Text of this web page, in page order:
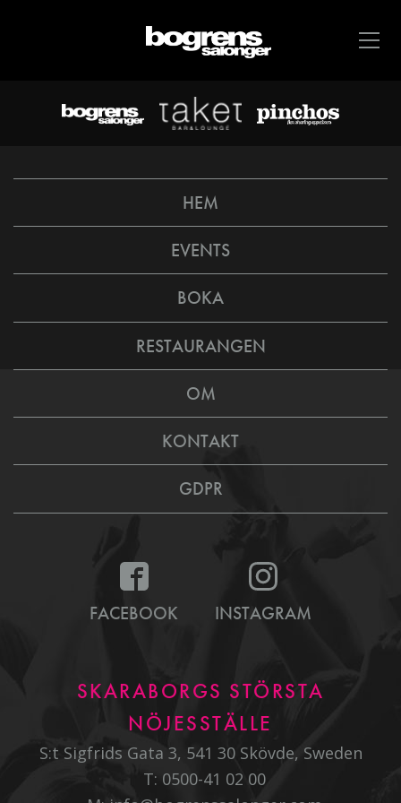
HEM
EVENTS
BOKA
RESTAURANGEN
OM
KONTAKT
GDPR
FACEBOOK INSTAGRAM
SKARABORGS STÖRSTA
NÖJESSTÄLLE
S:t Sigfrids Gata 3, 541 30 Skövde, Sweden
T: 0500-41 02 00